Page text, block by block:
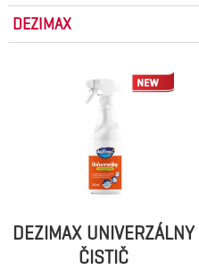
DEZIMAX UNIVERZÁLNY
ČISTIČ
DEZIMAX